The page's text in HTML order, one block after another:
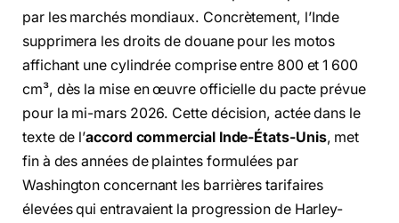
par les marchés mondiaux. Concrètement, l’Inde
supprimera les droits de douane pour les motos
affichant une cylindrée comprise entre 800 et 1 600
cm³, dès la mise en œuvre officielle du pacte prévue
pour la mi-mars 2026. Cette décision, actée dans le
texte de l’accord commercial Inde-États-Unis, met
fin à des années de plaintes formulées par
Washington concernant les barrières tarifaires
élevées qui entravaient la progression de Harley-